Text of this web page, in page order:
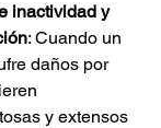
inactividad y
: Cuando un
daños por
y extensos